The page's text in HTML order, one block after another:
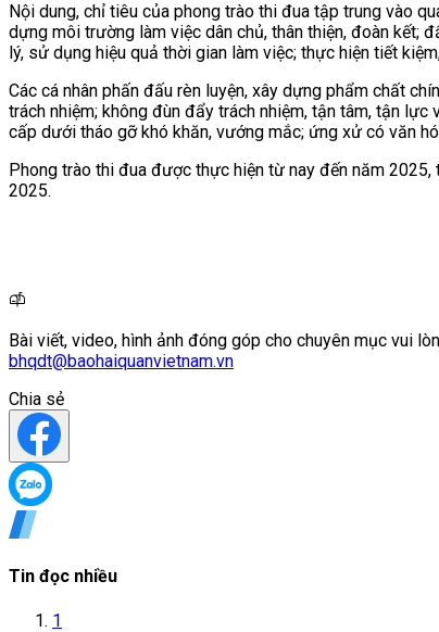
Nội dung, chỉ tiêu của phong trào thi đua tập trung vào
dựng môi trường làm việc dân chủ, thân thiện, đoàn kết;
lý, sử dụng hiệu quả thời gian làm việc; thực hiện tiết
Các cá nhân phấn đấu rèn luyện, xây dựng phẩm chất
trách nhiệm; không đùn đẩy trách nhiệm, tận tâm, tận
cấp dưới tháo gỡ khó khăn, vướng mắc; ứng xử có văn
Phong trào thi đua được thực hiện từ nay đến năm
2025.
Bài viết, video, hình ảnh đóng góp cho chuyên mục vui
bhqdt@baohaiquanvietnam.vn
Chia sẻ
Tin đọc nhiều
1